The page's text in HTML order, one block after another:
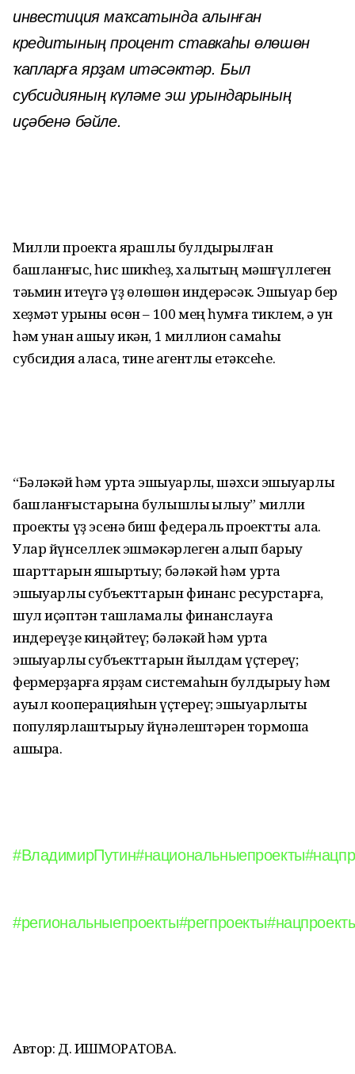
инвестиция маҡсатында алынған
кредитының процент ставкаһы өлөшөн
ҡапларға ярҙам итәсәктәр. Был
субсидияның күләме эш урындарының
иҫәбенә бәйле.
Милли проектҡа ярашлы булдырылған
башланғыс, һис шикһеҙ, халыҡтың мәшғүллеген
тәьмин итеүгә үҙ өлөшөн индерәсәк. Эшҡыуар бер
хеҙмәт урыны өсөн – 100 мең һумға тиклем, ә ун
һәм унан ашыу икән, 1 миллион самаһы
субсидия аласаҡ, тине агентлыҡ етәксеһе.
“Бәләкәй һәм урта эшҡыуарлыҡ, шәхси эшҡыуарлыҡ
башланғыстарына булышлыҡ ҡылыу” милли
проекты үҙ эсенә биш федераль проектты ала.
Улар йүнселлек эшмәкәрлеген алып барыу
шарттарын яҡшыртыу; бәләкәй һәм урта
эшҡыуарлыҡ субъекттарын финанс ресурстарға,
шул иҫәптән ташламалы финанслауға
индереүҙе киңәйтеү; бәләкәй һәм урта
эшҡыуарлыҡ субъекттарын йылдам үҫтереү;
фермерҙарға ярҙам системаһын булдырыу һәм
ауыл кооперацияһын үҫтереү; эшҡыуарлыҡты
популярлаштырыу йүнәлештәрен тормошҡа
ашыра.
#ВладимирПутин#национальныепроекты
#региональныепроекты#регпроекты
Автор: Д. ИШМОРАТОВА.